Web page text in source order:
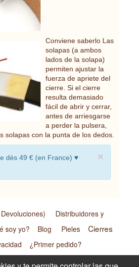
Conviene saberlo Las
solapas (a ambos
lados de la solapa)
permiten ajustar la
fuerza de apriete del
cierre. Si el cierre
resulta demasiado
fácil de abrir y cerrar,
antes de arriesgarse
a perder la pulsera,
solapas con la punta de los dedos.
×
dés 49 € (en France) ♥
Distribuidores y
soy yo? Blog Pieles
Cierres
¿Primer pedido?
ici